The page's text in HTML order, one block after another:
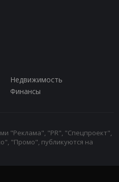
Недвижимость
Финансы
"Реклама", "PR", "Спецпроект",
"Промо", публикуются на